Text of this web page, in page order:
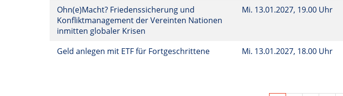
Ohn(e)Macht? Friedenssicherung und
Konfliktmanagement der Vereinten Nationen
inmitten globaler Krisen
Mi. 13.01.2027, 19.00 Uhr
Geld anlegen mit ETF für Fortgeschrittene Mi. 13.01.2027, 18.00 Uhr